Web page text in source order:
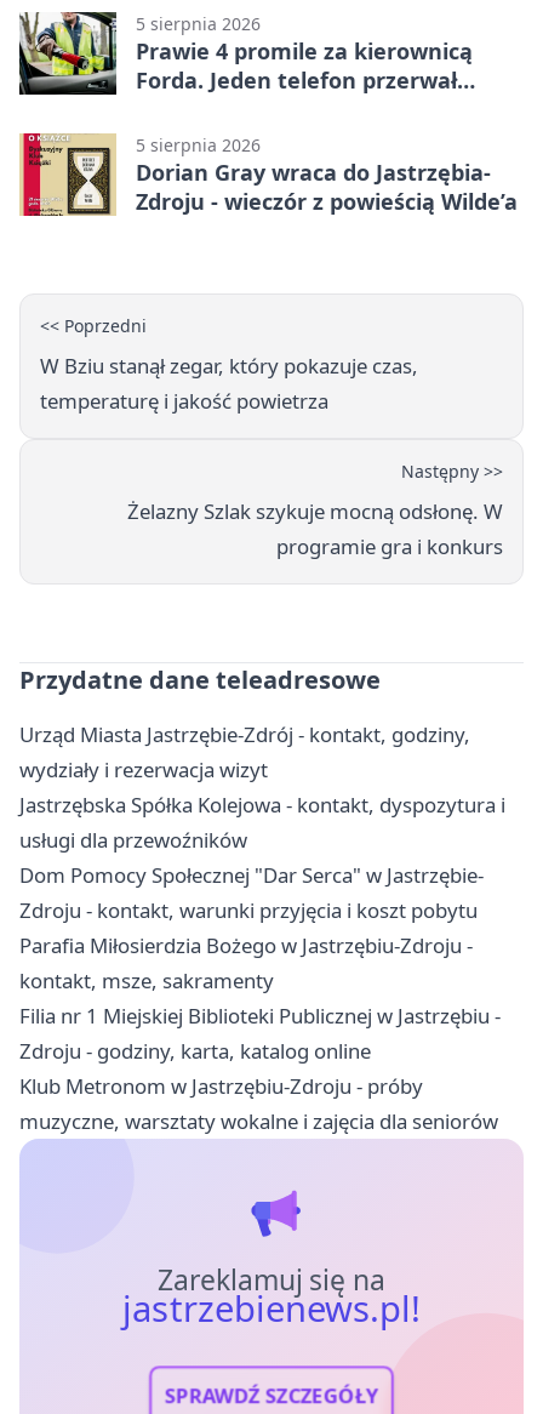
5 sierpnia 2026
Prawie 4 promile za kierownicą
Forda. Jeden telefon przerwał
5 sierpnia 2026
Dorian Gray wraca do Jastrzębia-
Zdroju - wieczór z powieścią Wilde’a
<< Poprzedni
W Bziu stanął zegar, który pokazuje czas,
temperaturę i jakość powietrza
Następny >>
Żelazny Szlak szykuje mocną odsłonę. W
programie gra i konkurs
Przydatne dane teleadresowe
Urząd Miasta Jastrzębie-Zdrój - kontakt, godziny,
wydziały i rezerwacja wizyt
Jastrzębska Spółka Kolejowa - kontakt, dyspozytura i
usługi dla przewoźników
Dom Pomocy Społecznej "Dar Serca" w Jastrzębie-
Zdroju - kontakt, warunki przyjęcia i koszt pobytu
Parafia Miłosierdzia Bożego w Jastrzębiu-Zdroju -
kontakt, msze, sakramenty
Filia nr 1 Miejskiej Biblioteki Publicznej w Jastrzębiu -
Zdroju - godziny, karta, katalog online
Klub Metronom w Jastrzębiu-Zdroju - próby
muzyczne, warsztaty wokalne i zajęcia dla seniorów
Zareklamuj się na
jastrzebienews.pl!
SPRAWDŹ SZCZEGÓŁY